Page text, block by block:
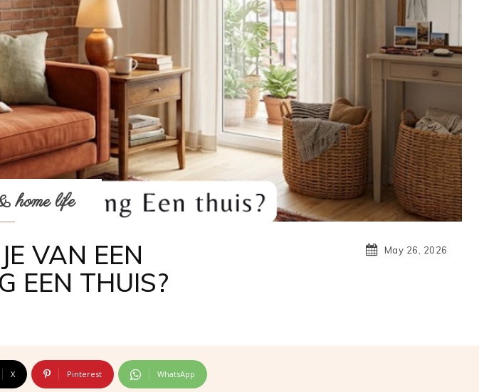
home life
VAN EEN
EEN THUIS?
May 26, 2026
X Pinterest WhatsApp